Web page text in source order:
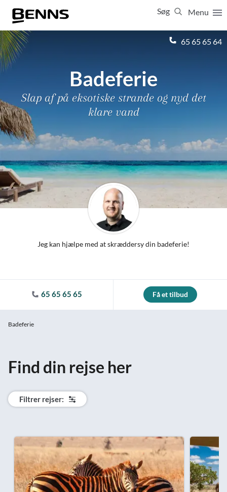
Menu
Søg
65 65 65 64
Badeferie
Slap af på eksotiske strande og nyd det
klare vand
Jeg kan hjælpe med at skræddersy din badeferie!
65 65 65 65 Få et tilbud
Badeferie
Find din rejse her
Filtrer rejser:
Luk
Vis resultater for: Alle
Firma- og temarejser
Studierejser